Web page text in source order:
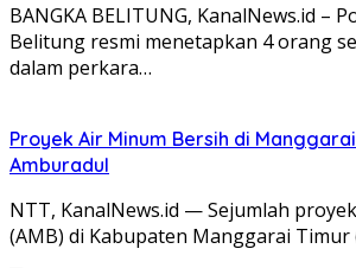
BANGKA BELITUNG, KanalNews.id –
Belitung resmi menetapkan 4 orang
dalam perkara…
Proyek Air Minum Bersih di
Amburadul
NTT, KanalNews.id — Sejumlah
(AMB) di Kabupaten Manggarai